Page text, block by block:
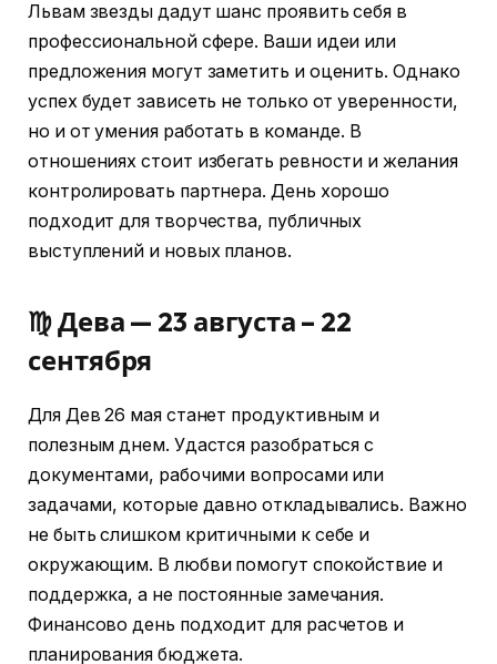
Львам звезды дадут шанс проявить себя в
профессиональной сфере. Ваши идеи или
предложения могут заметить и оценить. Однако
успех будет зависеть не только от уверенности,
но и от умения работать в команде. В
отношениях стоит избегать ревности и желания
контролировать партнера. День хорошо
подходит для творчества, публичных
выступлений и новых планов.
♍ Дева — 23 августа – 22
сентября
Для Дев 26 мая станет продуктивным и
полезным днем. Удастся разобраться с
документами, рабочими вопросами или
задачами, которые давно откладывались. Важно
не быть слишком критичными к себе и
окружающим. В любви помогут спокойствие и
поддержка, а не постоянные замечания.
Финансово день подходит для расчетов и
планирования бюджета.